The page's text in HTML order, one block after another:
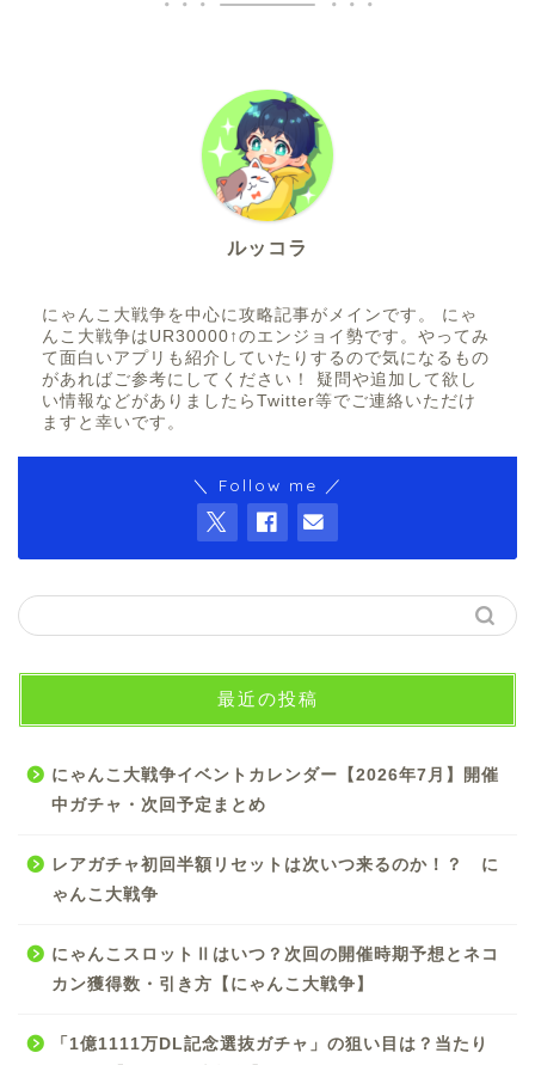
ルッコラ
にゃんこ大戦争を中心に攻略記事がメインです。 にゃ
んこ大戦争はUR30000↑のエンジョイ勢です。やってみ
て面白いアプリも紹介していたりするので気になるもの
があればご参考にしてください！ 疑問や追加して欲し
い情報などがありましたらTwitter等でご連絡いただけ
ますと幸いです。
＼ Follow me ／
最近の投稿
にゃんこ大戦争イベントカレンダー【2026年7月】開催
中ガチャ・次回予定まとめ
レアガチャ初回半額リセットは次いつ来るのか！？ に
ゃんこ大戦争
にゃんこスロットⅡはいつ？次回の開催時期予想とネコ
カン獲得数・引き方【にゃんこ大戦争】
「1億1111万DL記念選抜ガチャ」の狙い目は？当たり